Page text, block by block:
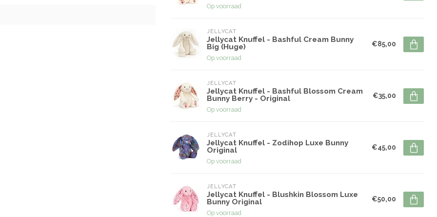
Op voorraad
JELLYCAT
Jellycat Knuffel - Bashful Cream Bunny
Big (Huge)
Op voorraad
€85,00
JELLYCAT
Jellycat Knuffel - Bashful Blossom Cream
Bunny Berry - Original
Op voorraad
€35,00
JELLYCAT
Jellycat Knuffel - Zodihop Luxe Bunny
Original
Op voorraad
€45,00
JELLYCAT
Jellycat Knuffel - Blushkin Blossom Luxe
Bunny Original
Op voorraad
€50,00